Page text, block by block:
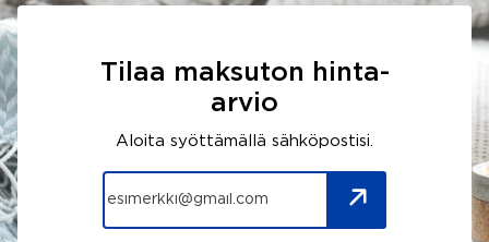
Tilaa maksuton hinta-
arvio
Aloita syöttämällä sähköpostisi.